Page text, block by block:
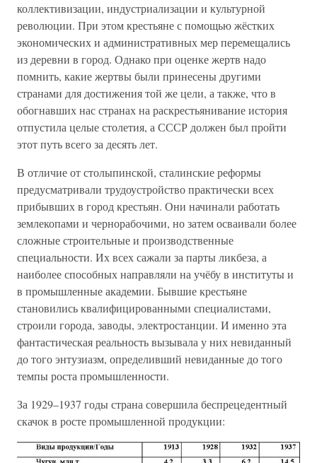
коллективизации, индустриализации и культурной
революции. При этом крестьяне с помощью жёстких
экономических и административных мер перемещались
из деревни в город. Однако при оценке жертв надо
помнить, какие жертвы были принесены другими
странами для достижения той же цели, а также, что в
обогнавших нас странах на раскрестьянивание история
отпустила целые столетия, а СССР должен был пройти
этот путь всего за десять лет.
В отличие от столыпинской, сталинские реформы
предусматривали трудоустройство практически всех
прибывших в город крестьян. Они начинали работать
землекопами и чернорабочими, но затем осваивали более
сложные строительные и производственные
специальности. Их всех сажали за парты ликбеза, а
наиболее способных направляли на учёбу в институты и
в промышленные академии. Бывшие крестьяне
становились квалифицированными специалистами,
строили города, заводы, электростанции. И именно эта
фантастическая реальность вызывала у них невиданный
до того энтузиазм, определивший невиданные до того
темпы роста промышленности.
За 1929–1937 годы страна совершила беспрецедентный
скачок в росте промышленной продукции: